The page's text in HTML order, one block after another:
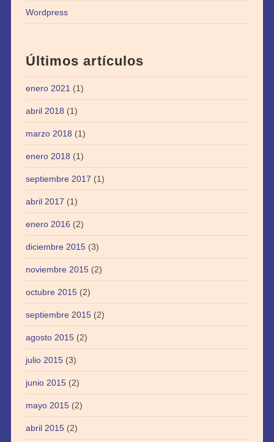
Wordpress
Últimos artículos
enero 2021 (1)
abril 2018 (1)
marzo 2018 (1)
enero 2018 (1)
septiembre 2017 (1)
abril 2017 (1)
enero 2016 (2)
diciembre 2015(3)
noviembre 2015(2)
octubre 2015(2)
septiembre 2015(2)
agosto 2015(2)
julio 2015(3)
junio 2015(2)
mayo 2015(2)
abril 2015(2)